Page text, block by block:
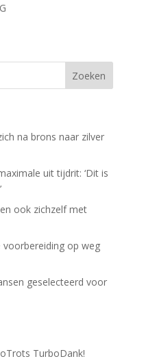
na brons naar zilver
uit tijdrit: ‘Dit is
ook zichzelf met
voorbereiding op weg
geselecteerd voor
TurboDank!